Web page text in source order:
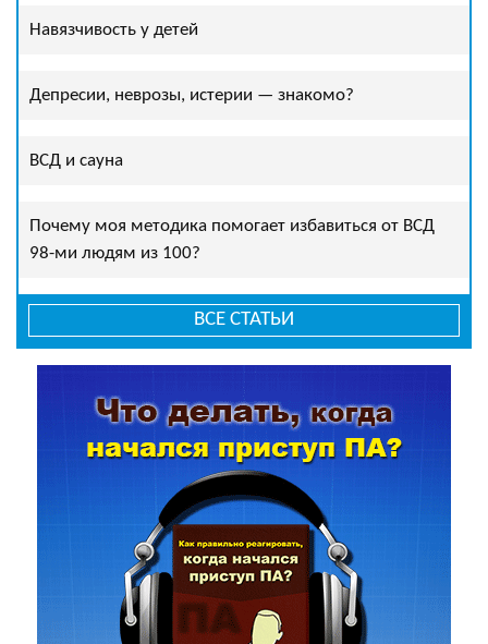
Навязчивость у детей
Депресии, неврозы, истерии — знакомо?
ВСД и сауна
Почему моя методика помогает избавиться от ВСД
98-ми людям из 100?
ВСЕ СТАТЬИ